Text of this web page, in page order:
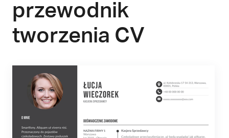
przewodnik
tworzenia CV